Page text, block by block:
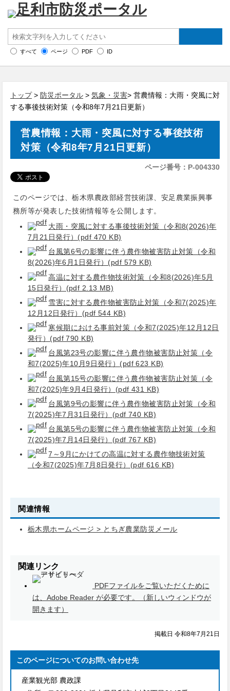
すべて ページ PDF ID
トップ> 防災ポータル > 気象・災害> 営農情報：大雨・突風に対
する事後技術対策（令和8年7月21日更新）
営農情報：大雨・突風に対する事後技術
対策（令和8年7月21日更新）
ページ番号：P-004330
このページでは、栃木県農政部経営技術課、安足農業振興事
務所等が発表した技術情報等を公開します。
大雨・突風に対する事後技術対策（令和8(2026)年
7月21日発行）(pdf 470 KB)
台風第6号の影響に伴う農作物被害防止対策（令和
8(2026)年6月1日発行）(pdf 579 KB)
高温に対する農作物技術対策（令和8(2026)年5月
15日発行）(pdf 2.13 MB)
雪害に対する農作物被害防止対策（令和7(2025)年
12月12日発行）(pdf 544 KB)
寒候期における事前対策（令和7(2025)年12月12日
発行）(pdf 790 KB)
台風第23号の影響に伴う農作物被害防止対策（令
和7(2025)年10月9日発行）(pdf 623 KB)
台風第15号の影響に伴う農作物被害防止対策（令
和7(2025)年9月4日発行）(pdf 431 KB)
台風第9号の影響に伴う農作物被害防止対策（令和
7(2025)年7月31日発行）(pdf 740 KB)
台風第5号の影響に伴う農作物被害防止対策（令和
7(2025)年7月14日発行）(pdf 767 KB)
7～9月にかけての高温に対する農作物技術対策
（令和7(2025)年7月8日発行）(pdf 616 KB)
関連情報
栃木県ホームページ > とちぎ農業防災メール
関連リンク
PDFファイルをご覧いただくために
は、Adobe Reader が必要です。（新しいウィンドウが
開きます）
掲載日 令和8年7月21日
このページについてのお問い合わせ先
産業観光部 農政課